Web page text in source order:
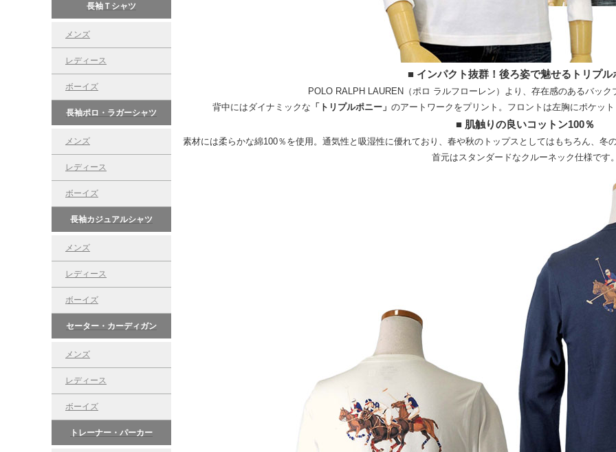
長袖Ｔシャツ
メンズ
レディース
ボーイズ
長袖ポロ・ラガーシャツ
メンズ
レディース
ボーイズ
長袖カジュアルシャツ
メンズ
レディース
ボーイズ
セーター・カーディガン
メンズ
レディース
ボーイズ
トレーナー・パーカー
■ インパクト抜群！後ろ姿で魅せるトリプル
POLO RALPH LAUREN（ポロ ラルフローレン）より、存在感のあるバッ
背中にはダイナミックな 「トリプルポニー」 のアートワークをプリント。フロントは左胸にポケッ
■ 肌触りの良いコットン100％
素材には柔らかな綿100％を使用。通気性と吸湿性に優れており、春や秋のトップスとしてはもちろん、
首元はスタンダードなクルーネック仕様です